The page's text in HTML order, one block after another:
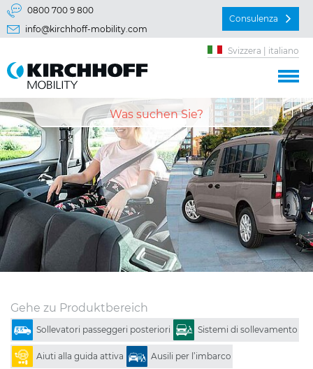
Vai direttamente a:
Menu principal
0800 700 9 800
info@kirchhoff-mobility.com
Consulenza
Svizzera | italiano
Gehe zu Produktbereich
Sollevatori passeggeri posteriori Sistemi di sollevamento
Aiuti alla guida attiva Ausili per l’imbarco